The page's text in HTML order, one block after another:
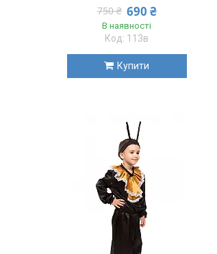
750 ₴ 690 ₴
В наявності
113в
Купити